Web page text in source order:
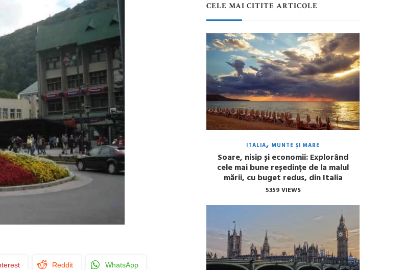
Reddit WhatsApp
CELE MAI CITITE ARTICOLE
ITALIA MUNTE ȘI MARE
Soare, nisip și economii: Explorând
cele mai bune reședințe de la malul
mării, cu buget redus, din Italia
5359 VIEWS